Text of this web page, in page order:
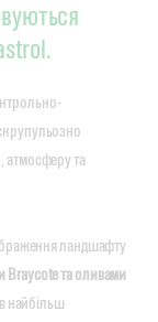
атмосферу та
ландшафту
Braycote та оливами
найбільш